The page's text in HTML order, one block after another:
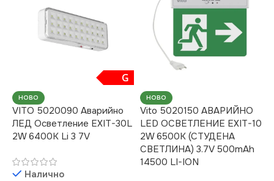
ДИМИРАНЕ
НАПРЕЖЕНИЕ (V)
220V
МОЩНОСТ (W)
ДИМИРАНЕ
Не се димира
НАПРЕЖЕНИЕ (V)
220V
МОЩНОСТ (W)
G
НОВО
VITO 5020090 Аварийно
ЛЕД Осветление EXIT-30L
2W 6400K Li 3 7V
Налично
НОВО
Vito 5020150 АВАРИЙНО
LED ОСВЕТЛЕНИЕ EXIT-10
2W 6500K (СТУДЕНА
СВЕТЛИНА) 3.7V 500mAh
14500 LI-ION